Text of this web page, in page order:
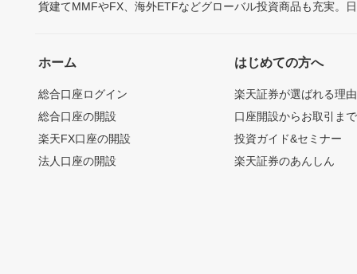
貨建てMMFやFX、海外ETFなどグローバル投資商品も充実。
ホーム
総合口座ログイン
総合口座の開設
楽天FX口座の開設
法人口座の開設
はじめての方へ
楽天証券が選ばれる理由
口座開設からお取引ま
投資ガイド&セミナー
楽天証券のあんしん